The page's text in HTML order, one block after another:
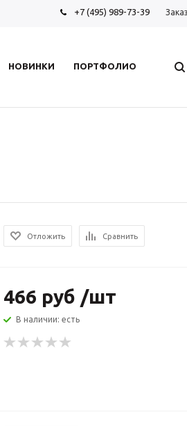
+7 (495) 989-73-39
НОВИНКИ ПОРТФОЛИО
Отложить Сравнить
466 руб /шт
В наличии: есть